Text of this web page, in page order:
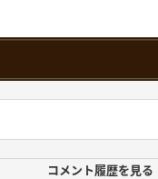
コメント履歴を見る